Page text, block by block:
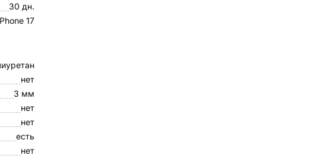
30 дн.
17
нет
3 мм
нет
нет
есть
нет